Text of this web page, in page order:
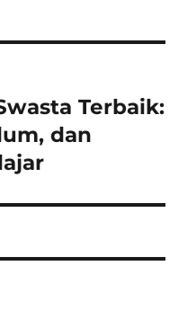
Terbaik:
dan